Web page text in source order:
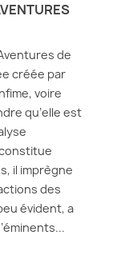
de
créée par
voire
qu’elle est
il imprègne
des
évident, a